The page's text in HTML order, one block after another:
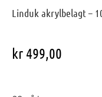
Linduk akrylbelagt –
kr 499,00